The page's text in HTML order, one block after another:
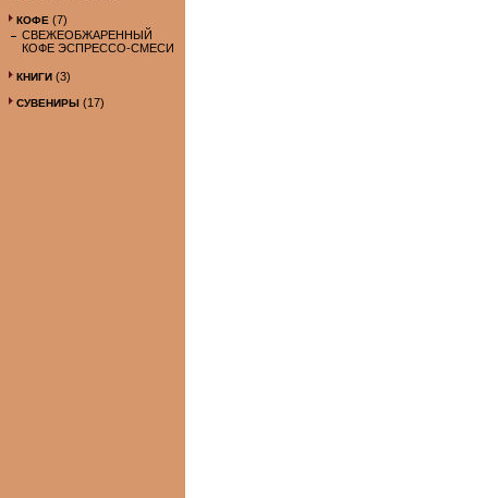
КОФЕ (7)
СВЕЖЕОБЖАРЕННЫЙ
КОФЕ ЭСПРЕССО-СМЕСИ
КНИГИ (3)
СУВЕНИРЫ (17)